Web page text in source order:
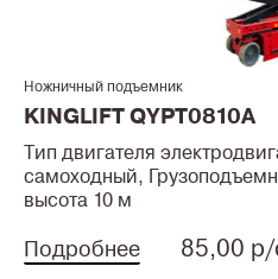
Ножничный подъемник
KINGLIFT QYPT0810A
Тип двигателя
самоходный,
высота 10 м
Подробнее 85,00 р/